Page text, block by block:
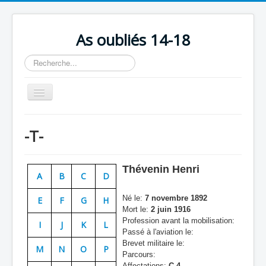
As oubliés 14-18
Rechercher
Basculer
la
Chronologie
Escadrilles
Organisation
Avions
Personnels
Doctrines
-T-
A B C D
E F G H
I J K L
M N O P
Thévenin Henri
Né le: 7 novembre 1892
Mort le: 2 juin 1916
Profession avant la mobilisation:
Passé à l'aviation le:
Brevet militaire le:
Parcours: